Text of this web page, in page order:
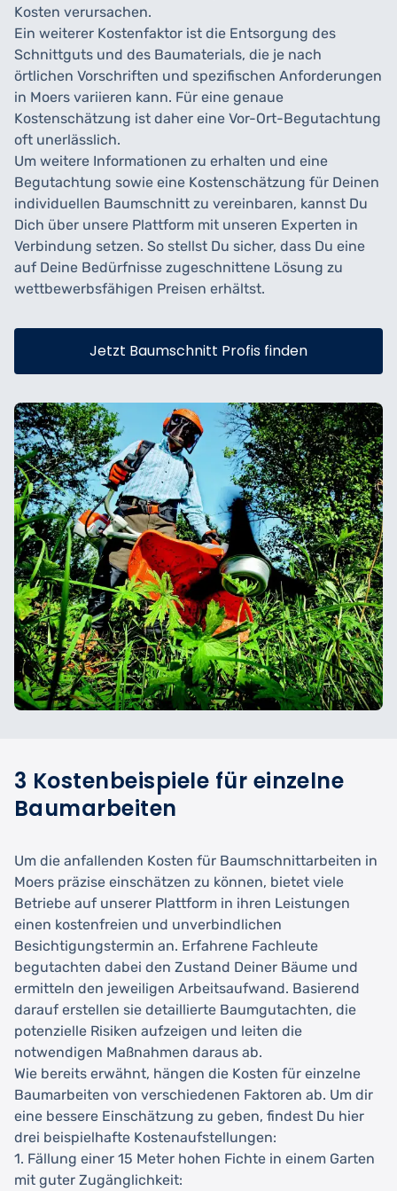
Kosten verursachen.
Ein weiterer Kostenfaktor ist die Entsorgung des
Schnittguts und des Baumaterials, die je nach
örtlichen Vorschriften und spezifischen Anforderungen
in Moers variieren kann. Für eine genaue
Kostenschätzung ist daher eine Vor-Ort-Begutachtung
oft unerlässlich.
Um weitere Informationen zu erhalten und eine
Begutachtung sowie eine Kostenschätzung für Deinen
individuellen Baumschnitt zu vereinbaren, kannst Du
Dich über unsere Plattform mit unseren Experten in
Verbindung setzen. So stellst Du sicher, dass Du eine
auf Deine Bedürfnisse zugeschnittene Lösung zu
wettbewerbsfähigen Preisen erhältst.
Jetzt Baumschnitt Profis finden
3 Kostenbeispiele für einzelne
Baumarbeiten
Um die anfallenden Kosten für Baumschnittarbeiten in
Moers präzise einschätzen zu können, bietet viele
Betriebe auf unserer Plattform in ihren Leistungen
einen kostenfreien und unverbindlichen
Besichtigungstermin an. Erfahrene Fachleute
begutachten dabei den Zustand Deiner Bäume und
ermitteln den jeweiligen Arbeitsaufwand. Basierend
darauf erstellen sie detaillierte Baumgutachten, die
potenzielle Risiken aufzeigen und leiten die
notwendigen Maßnahmen daraus ab.
Wie bereits erwähnt, hängen die Kosten für einzelne
Baumarbeiten von verschiedenen Faktoren ab. Um dir
eine bessere Einschätzung zu geben, findest Du hier
drei beispielhafte Kostenaufstellungen:
1. Fällung einer 15 Meter hohen Fichte in einem Garten
mit guter Zugänglichkeit: